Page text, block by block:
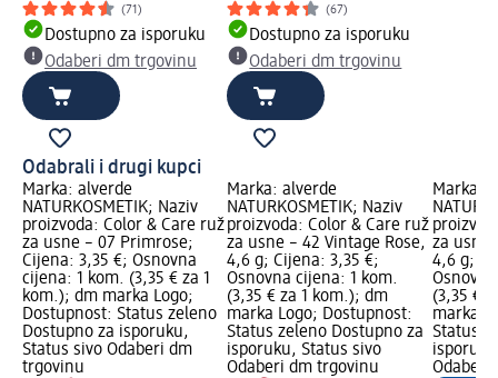
(71)
Dostupno za isporuku
Odaberi dm trgovinu
(67)
Dostupno za isporuku
Odaberi dm trgovinu
Odabrali i drugi kupci
Marka: alverde
NATURKOSMETIK; Naziv
proizvoda: Color & Care ruž
za usne – 07 Primrose;
Cijena: 3,35 €; Osnovna
cijena: 1 kom. (3,35 € za 1
kom.); dm marka Logo;
Dostupnost: Status zeleno
Dostupno za isporuku,
Status sivo Odaberi dm
trgovinu
Marka: alverde
NATURKOSMETIK; Naziv
proizvoda: Color & Care ruž
za usne – 42 Vintage Rose,
4,6 g; Cijena: 3,35 €;
Osnovna cijena: 1 kom.
(3,35 € za 1 kom.); dm
marka Logo; Dostupnost:
Status zeleno Dostupno za
isporuku, Status sivo
Odaberi dm trgovinu
Marka:
za usne
4,6 g;
(3,35 €
marka
Status
Odaberi